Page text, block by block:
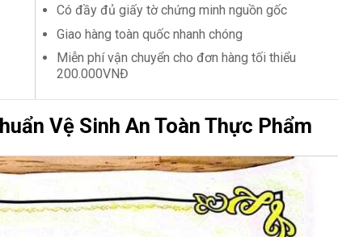
Có đầy đủ giấy tờ chứng minh nguồn gốc
Giao hàng toàn quốc nhanh chóng
Miễn phí vận chuyển cho đơn hàng tối thiểu
200.000VNĐ
Vệ Sinh An Toàn Thực Phẩm